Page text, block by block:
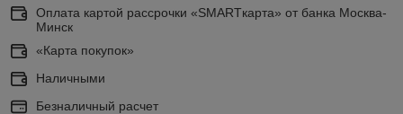
Оплата картой рассрочки «SMARTкарта» от банка Москва-
Минск
«Карта покупок»
Наличными
Безналичный расчет